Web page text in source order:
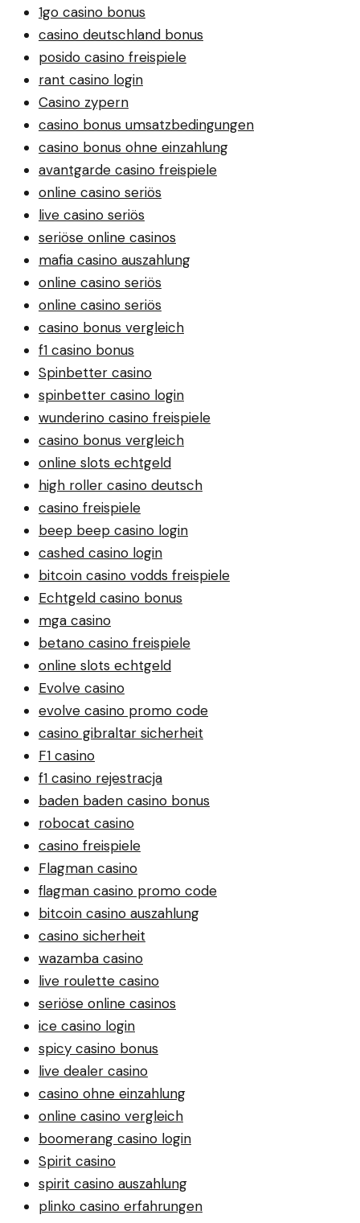
1go casino bonus
casino deutschland bonus
posido casino freispiele
rant casino login
Casino zypern
casino bonus umsatzbedingungen
casino bonus ohne einzahlung
avantgarde casino freispiele
online casino seriös
live casino seriös
seriöse online casinos
mafia casino auszahlung
online casino seriös
online casino seriös
casino bonus vergleich
f1 casino bonus
Spinbetter casino
spinbetter casino login
wunderino casino freispiele
casino bonus vergleich
online slots echtgeld
high roller casino deutsch
casino freispiele
beep beep casino login
cashed casino login
bitcoin casino vodds freispiele
Echtgeld casino bonus
mga casino
betano casino freispiele
online slots echtgeld
Evolve casino
evolve casino promo code
casino gibraltar sicherheit
F1 casino
f1 casino rejestracja
baden baden casino bonus
robocat casino
casino freispiele
Flagman casino
flagman casino promo code
bitcoin casino auszahlung
casino sicherheit
wazamba casino
live roulette casino
seriöse online casinos
ice casino login
spicy casino bonus
live dealer casino
casino ohne einzahlung
online casino vergleich
boomerang casino login
Spirit casino
spirit casino auszahlung
plinko casino erfahrungen